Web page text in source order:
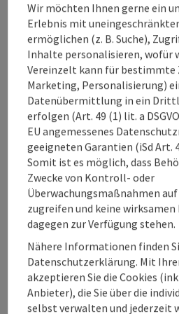
Natur.
im Ortsteil Brunnbach. In
ist es ein idealer Ort zum Erholen
Ruhe zu kommen. Ob mit der
Arbeitskollegen, perfekt für all
Alltag suchen abseits vom
einen Aktivurlaub verbringen?
oder Radtouren können direkt von
werden ohne lange Anfahrt. Zwei
jeweils 50m2 und ein ausgebautes
Platz für 30 Betten. Die Zimmer
Die ganze Einrichtung des Hauses
Biovollholzmöbel ausgestattet. Die
aufgeteilt in zwei Schlafräume,
und WC getrennt und einem
befinden sich zwei 6- Bettzimmer
Gemeinschaftsküche für
Erdgeschoss. Zaumsitzn kann man
oder auf der Terrasse. Ein
Lagerfeuerstelle. Das Ferienhaus
W-Lan (kostenlos)
Beitrag merken:
Ferienhaus
Großraming
Ferienhaus
Romantisches Blockhaus am Fuße
gemütliche Ferienhütte liegt
Nationalparkgemeinde
wunderschönen Naturlandschaft.
sich direkt am Fuße des
Ennstalradweg entfernt und ist
Ausgangspunkt für Wanderungen
Seite zurück
Wir möchten Ihnen gerne ein
Erlebnis mit
ermöglichen (z. B. Suche),
Inhalte personalisieren, wofür
Vereinzelt kann für bestimmte
Marketing, Personalisierung)
Datenübermittlung in ein
erfolgen (Art. 49 (1) lit. a
EU angemessenes
geeigneten Garantien (iSd Art.
Somit ist es möglich, dass
Zwecke von Kontroll- oder
Überwachungsmaßnahmen
zugreifen und keine
dagegen zur Verfügung stehen.
Nähere Informationen finden
Datenschutzerklärung. Mit
akzeptieren Sie die Cookies
Anbieter), die Sie über die
selbst verwalten und jederzeit